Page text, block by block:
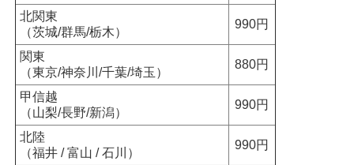
北関東
（茨城/群馬/栃木）
990円
関東
（東京/神奈川/千葉/埼玉）
880円
甲信越
（山梨/長野/新潟）
990円
北陸
（福井 / 富山 / 石川）
990円